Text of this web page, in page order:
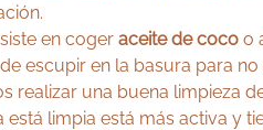
en coger aceite de coco o
escupir en la basura para
realizar una buena limpieza
está limpia está más activa y